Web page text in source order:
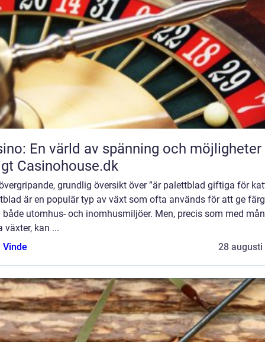
En värld av spänning och möjligheter
Casinohouse.dk
grundlig översikt över ”är palettblad giftiga för
är en populär typ av växt som ofta används för att ge
utomhus- och inomhusmiljöer. Men, precis som med
växter, kan ...
Vinde
28 augusti